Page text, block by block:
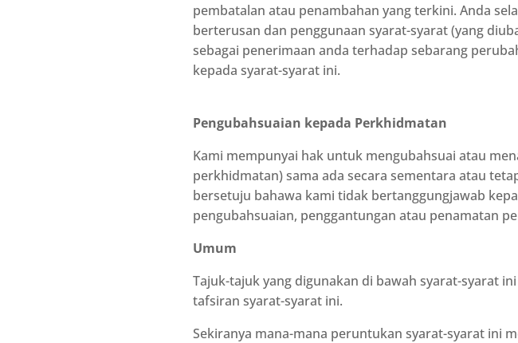
pembatalan atau penambahan yang terkini. Anda
berterusan dan penggunaan syarat-syarat (yang
sebagai penerimaan anda terhadap sebarang
kepada syarat-syarat ini.
Pengubahsuaian kepada Perkhidmatan
Kami mempunyai hak untuk mengubahsuai atau
perkhidmatan) sama ada secara sementara atau
bersetuju bahawa kami tidak bertanggungjawab
pengubahsuaian, penggantungan atau penamatan
Umum
Tajuk-tajuk yang digunakan di bawah syarat-syarat
tafsiran syarat-syarat ini.
Sekiranya mana-mana peruntukan syarat-syarat ini